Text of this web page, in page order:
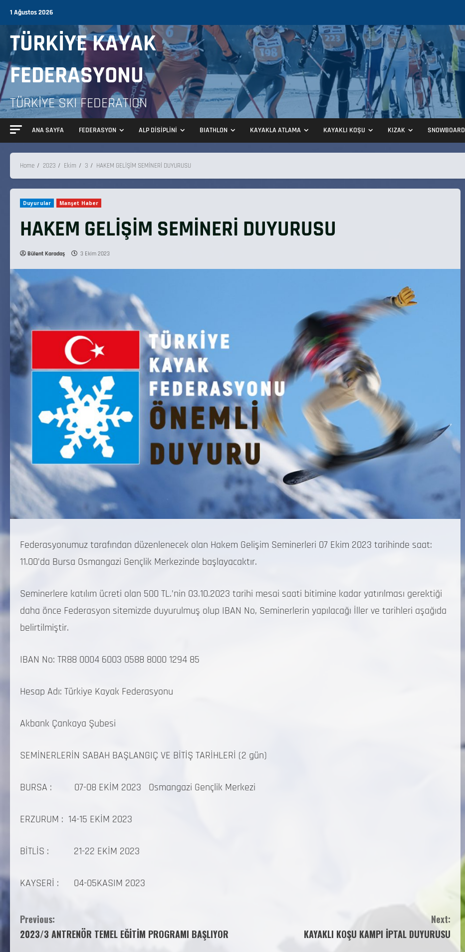
1 Ağustos 2026
TÜRKİYE KAYAK
FEDERASYONU
TÜRKİYE SKI FEDERATION
ANA SAYFA FEDERASYON ALP DİSİPLİNİ BIATHLON KAYAKLA ATLAMA KAYAKLI KOŞU KIZAK SNOWBOARD
Home 2023 Ekim 3 HAKEM GELİŞİM SEMİNERİ DUYURUSU
Duyurular Manşet Haber
HAKEM GELİŞİM SEMİNERİ DUYURUSU
Bülent Karadaş 3 Ekim 2023
Federasyonumuz tarafından düzenlenecek olan Hakem Gelişim Seminerleri 07 Ekim 2023 tarihinde saat:
11.00’da Bursa Osmangazi Gençlik Merkezinde başlayacaktır.
Seminerlere katılım ücreti olan 500 TL.’nin 03.10.2023 tarihi mesai saati bitimine kadar yatırılması gerektiği
daha önce Federasyon sitemizde duyurulmuş olup IBAN No, Seminerlerin yapılacağı İller ve tarihleri aşağıda
belirtilmiştir.
IBAN No: TR88 0004 6003 0588 8000 1294 85
Hesap Adı: Türkiye Kayak Federasyonu
Akbank Çankaya Şubesi
SEMİNERLERİN SABAH BAŞLANGIÇ VE BİTİŞ TARİHLERİ (2 gün)
BURSA : 07-08 EKİM 2023 Osmangazi Gençlik Merkezi
ERZURUM : 14-15 EKİM 2023
BİTLİS : 21-22 EKİM 2023
KAYSERİ : 04-05KASIM 2023
Previous:
2023/3 ANTRENÖR TEMEL EĞİTİM PROGRAMI BAŞLIYOR
Next:
KAYAKLI KOŞU KAMPI İPTAL DUYURUSU